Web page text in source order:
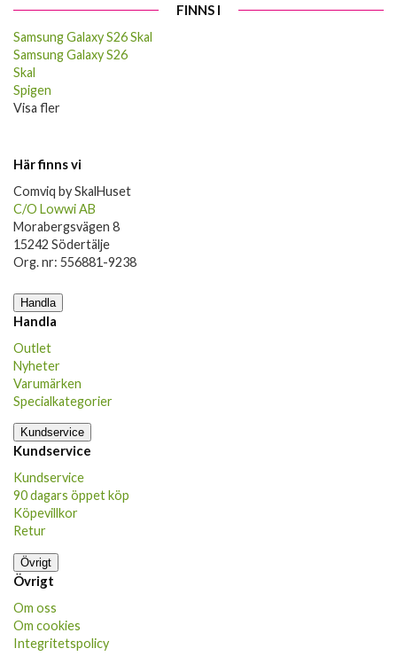
FINNS I
Samsung Galaxy S26 Skal
Samsung Galaxy S26
Skal
Spigen
Visa fler
Här finns vi
Comviq by SkalHuset
C/O Lowwi AB
Morabergsvägen 8
15242 Södertälje
Org. nr: 556881-9238
Handla
Handla
Outlet
Nyheter
Varumärken
Specialkategorier
Kundservice
Kundservice
Kundservice
90 dagars öppet köp
Köpevillkor
Retur
Övrigt
Övrigt
Om oss
Om cookies
Integritetspolicy